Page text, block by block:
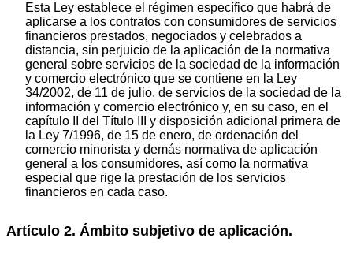
Esta Ley establece el régimen específico que habrá de
aplicarse a los contratos con consumidores de servicios
financieros prestados, negociados y celebrados a
distancia, sin perjuicio de la aplicación de la normativa
general sobre servicios de la sociedad de la información
y comercio electrónico que se contiene en la Ley
34/2002, de 11 de julio, de servicios de la sociedad de la
información y comercio electrónico y, en su caso, en el
capítulo II del Título III y disposición adicional primera de
la Ley 7/1996, de 15 de enero, de ordenación del
comercio minorista y demás normativa de aplicación
general a los consumidores, así como la normativa
especial que rige la prestación de los servicios
financieros en cada caso.
Artículo 2. Ámbito subjetivo de aplicación.